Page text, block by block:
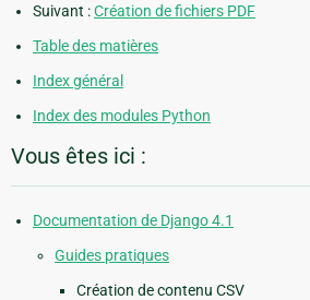
Suivant :Création de fichiers PDF
Table des matières
Index général
Index des modules Python
Vous êtes ici :
Documentation de Django 4.1
Guides pratiques
Création de contenu CSV